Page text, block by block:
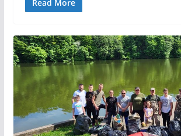
o
Read More